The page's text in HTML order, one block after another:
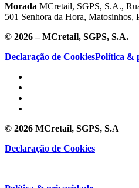
Morada MCretail, SGPS, S.A.,
501 Senhora da Hora, Matosinhos,
© 2026 – MCretail, SGPS, S.A.
Declaração de CookiesPolítica &
© 2026 MCretail, SGPS, S.A
Declaração de Cookies